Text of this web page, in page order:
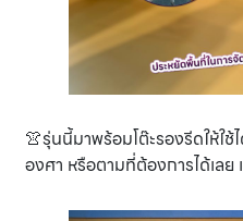
👚รุ่นนี้มาพร้อมโต๊ะรองรีดให้ใ
องศา หรือตามที่ต้องการได้เลย